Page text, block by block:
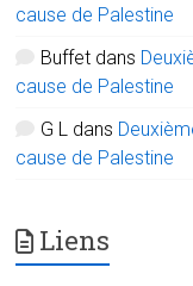
cause de Palestine
Buffet dans
cause de Palestine
G L dans
cause de Palestine
Liens